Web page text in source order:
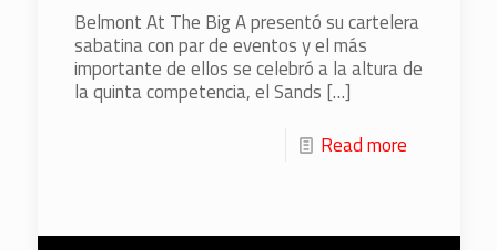
Belmont At The Big A presentó su cartelera
sabatina con par de eventos y el más
importante de ellos se celebró a la altura de
la quinta competencia, el Sands […]
Read more